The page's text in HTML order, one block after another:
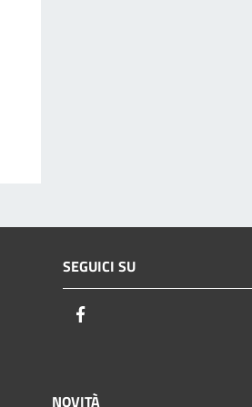
SEGUICI SU
NOVITÀ